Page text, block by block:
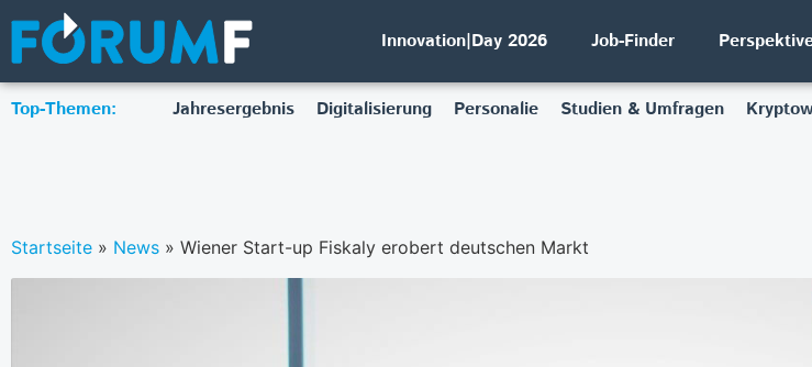
Innovation|Day 2026 Job-Finder
Top-Themen: Jahresergebnis Digitalisierung Personalie Studien & Umfragen
Startseite » News » Wiener Start-up Fiskaly erobert deutschen Markt